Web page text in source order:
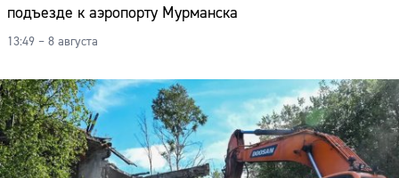
подъезде к аэропорту Мурманска
13:49 – 8 августа